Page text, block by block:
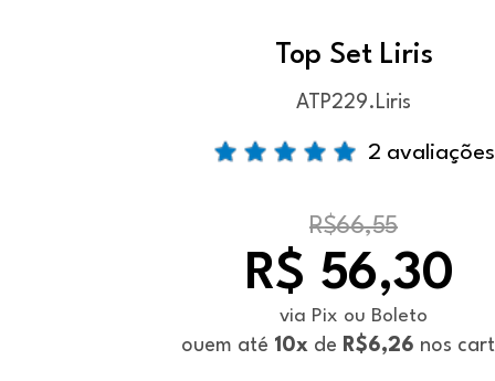
Top Set Liris
ATP229.Liris
2 avaliações
R$66,55
R$ 56,30
via Pix ou Boleto
ouem até 10xde R$6,26 nos